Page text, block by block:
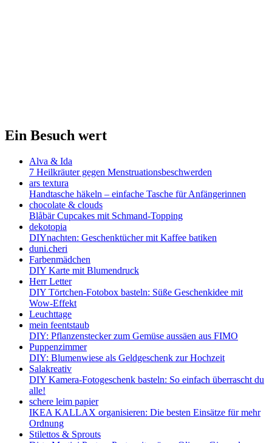
Ein Besuch wert
Alva & Ida
7 Heilkräuter gegen Menstruationsbeschwerden
ars textura
Handtasche häkeln – einfache Tasche für Anfängerinnen
chocolate & clouds
Blåbär Cupcakes mit Schmand-Topping
dekotopia
DIYnachten: Geschenktücher mit Kaffee batiken
duni.cheri
Farbenmädchen
DIY Karte mit Blumendruck
Herr Letter
DIY Törtchen-Fotobox basteln: Süße Geschenkidee mit
Wow-Effekt
Leuchttage
mein feentstaub
DIY: Pflanzenstecker zum Gemüse aussäen aus FIMO
Puppenzimmer
DIY: Blumenwiese als Geldgeschenk zur Hochzeit
Salakreativ
DIY Kamera-Fotogeschenk basteln: So einfach überrascht du
alle!
schere leim papier
IKEA KALLAX organisieren: Die besten Einsätze für mehr
Ordnung
Stilettos & Sprouts